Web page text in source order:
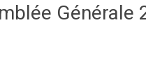
Générale